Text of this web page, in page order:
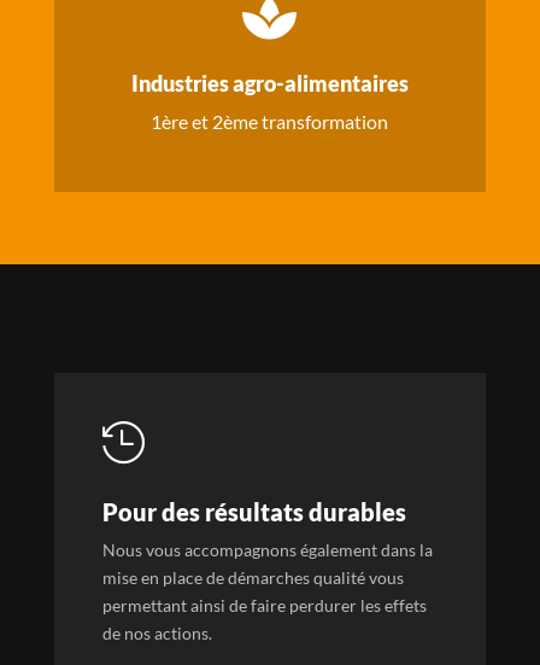

Industries agro-alimentaires
1ère et 2ème transformation

Pour des résultats durables
Nous vous accompagnons également dans la
mise en place de démarches qualité vous
permettant ainsi de faire perdurer les effets
de nos actions.